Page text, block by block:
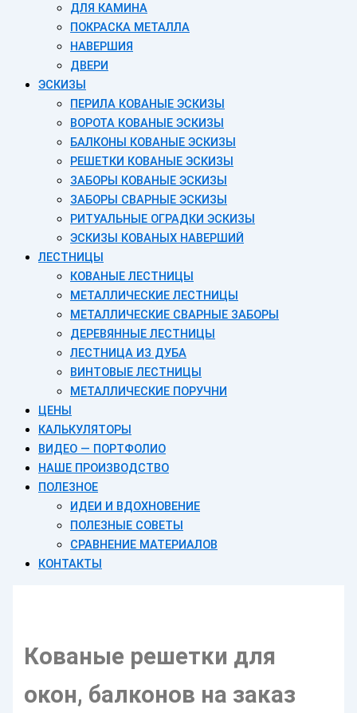
ДЛЯ КАМИНА
ПОКРАСКА МЕТАЛЛА
НАВЕРШИЯ
ДВЕРИ
ЭСКИЗЫ
ПЕРИЛА КОВАНЫЕ ЭСКИЗЫ
ВОРОТА КОВАНЫЕ ЭСКИЗЫ
БАЛКОНЫ КОВАНЫЕ ЭСКИЗЫ
РЕШЕТКИ КОВАНЫЕ ЭСКИЗЫ
ЗАБОРЫ КОВАНЫЕ ЭСКИЗЫ
ЗАБОРЫ СВАРНЫЕ ЭСКИЗЫ
РИТУАЛЬНЫЕ ОГРАДКИ ЭСКИЗЫ
ЭСКИЗЫ КОВАНЫХ НАВЕРШИЙ
ЛЕСТНИЦЫ
КОВАНЫЕ ЛЕСТНИЦЫ
МЕТАЛЛИЧЕСКИЕ ЛЕСТНИЦЫ
МЕТАЛЛИЧЕСКИЕ СВАРНЫЕ ЗАБОРЫ
ДЕРЕВЯННЫЕ ЛЕСТНИЦЫ
ЛЕСТНИЦА ИЗ ДУБА
ВИНТОВЫЕ ЛЕСТНИЦЫ
МЕТАЛЛИЧЕСКИЕ ПОРУЧНИ
ЦЕНЫ
КАЛЬКУЛЯТОРЫ
ВИДЕО — ПОРТФОЛИО
НАШЕ ПРОИЗВОДСТВО
ПОЛЕЗНОЕ
ИДЕИ И ВДОХНОВЕНИЕ
ПОЛЕЗНЫЕ СОВЕТЫ
СРАВНЕНИЕ МАТЕРИАЛОВ
КОНТАКТЫ
Кованые решетки для
окон, балконов на заказ